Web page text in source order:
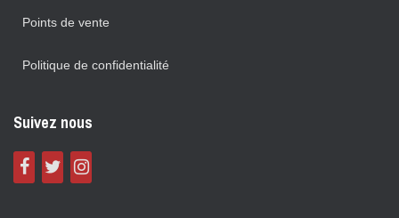
Points de vente
Politique de confidentialité
Suivez nous